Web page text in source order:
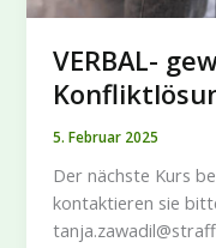
VERBAL-
5. Februar 2025
Der nächste Kurs
kontaktieren sie